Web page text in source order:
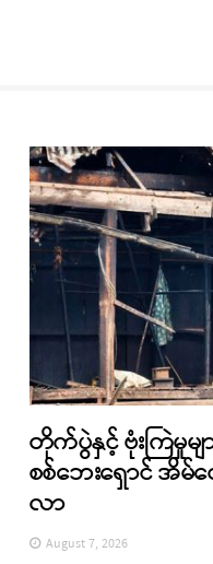
တိုက်ပွဲနှင့် ဗုံးကြဲမှုမ
စစ်ဘေးရှောင် အိမ်ထ
လာ
August 7, 2026